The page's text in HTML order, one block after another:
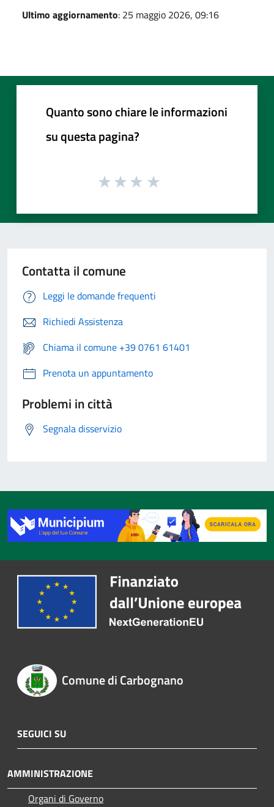
Ultimo aggiornamento: 25 maggio 2026, 09:16
Quanto sono chiare le informazioni
su questa pagina?
Contatta il comune
Leggi le domande frequenti
Richiedi Assistenza
Chiama il comune +39 0761 61401
Prenota un appuntamento
Problemi in città
Segnala disservizio
Comune di Carbognano
SEGUICI SU
AMMINISTRAZIONE
Organi di Governo